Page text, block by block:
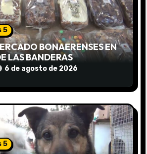
5
BONAERENSES EN
LAS BANDERAS
6 de agosto de 2026
5